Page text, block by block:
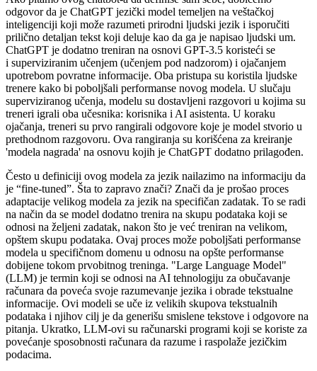
odgovor da je ChatGPT jezički model temeljen na veštačkoj
inteligenciji koji može razumeti prirodni ljudski jezik i isporučiti
prilično detaljan tekst koji deluje kao da ga je napisao ljudski um.
ChatGPT je dodatno treniran na osnovi GPT-3.5 koristeći se
i superviziranim učenjem (učenjem pod nadzorom) i ojačanjem
upotrebom povratne informacije. Oba pristupa su koristila ljudske
trenere kako bi poboljšali performanse novog modela. U slučaju
superviziranog učenja, modelu su dostavljeni razgovori u kojima su
treneri igrali oba učesnika: korisnika i AI asistenta. U koraku
ojačanja, treneri su prvo rangirali odgovore koje je model stvorio u
prethodnom razgovoru. Ova rangiranja su korišćena za kreiranje
'modela nagrada' na osnovu kojih je ChatGPT dodatno prilagođen.
Često u definiciji ovog modela za jezik nailazimo na informaciju da
je “fine-tuned”. Šta to zapravo znači? Znači da je prošao proces
adaptacije velikog modela za jezik na specifičan zadatak. To se radi
na način da se model dodatno trenira na skupu podataka koji se
odnosi na željeni zadatak, nakon što je već treniran na velikom,
opštem skupu podataka. Ovaj proces može poboljšati performanse
modela u specifičnom domenu u odnosu na opšte performanse
dobijene tokom prvobitnog treninga. "Large Language Model"
(LLM) je termin koji se odnosi na AI tehnologiju za obučavanje
računara da poveća svoje razumevanje jezika i obrade tekstualne
informacije. Ovi modeli se uče iz velikih skupova tekstualnih
podataka i njihov cilj je da generišu smislene tekstove i odgovore na
pitanja. Ukratko, LLM-ovi su računarski programi koji se koriste za
povećanje sposobnosti računara da razume i raspolaže jezičkim
podacima.